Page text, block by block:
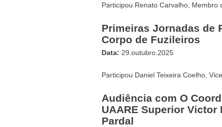
Participou Renato Carvalho, Membro
Primeiras Jornadas de
Corpo de Fuzileiros
Data: 29.outubro.2025
Participou Daniel Teixeira Coelho,
Audiência com O
UAARE Superior Victor
Pardal